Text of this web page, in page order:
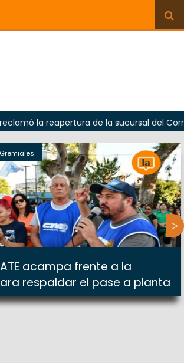
reapertura de la sucursal del Correo
Gremiales
acampa frente a la
respaldar el pase a planta